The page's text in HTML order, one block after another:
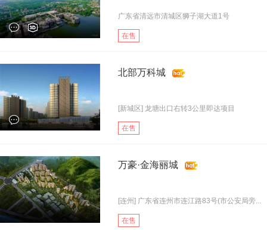
广东省清远市清城区狮子湖大道1号
在售
北部万科城
[新城区] 龙塘出口右转3公里即达项目
在售
万豪·金海丽城
[连州] 广东省连州市连江路83号(市公安局旁...
在售